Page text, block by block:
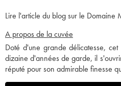
Lire l'article du blog sur le Domaine
A propos de la cuvée
Doté d'une grande délicatesse,
dizaine d'années de garde, il
réputé pour son admirable finesse